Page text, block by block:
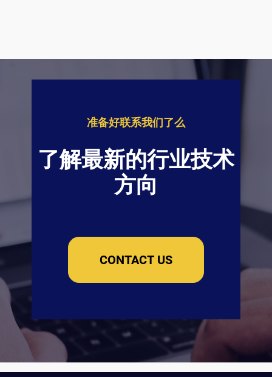
准备好联系我们了么
了解最新的行业技术
方向
CONTACT US